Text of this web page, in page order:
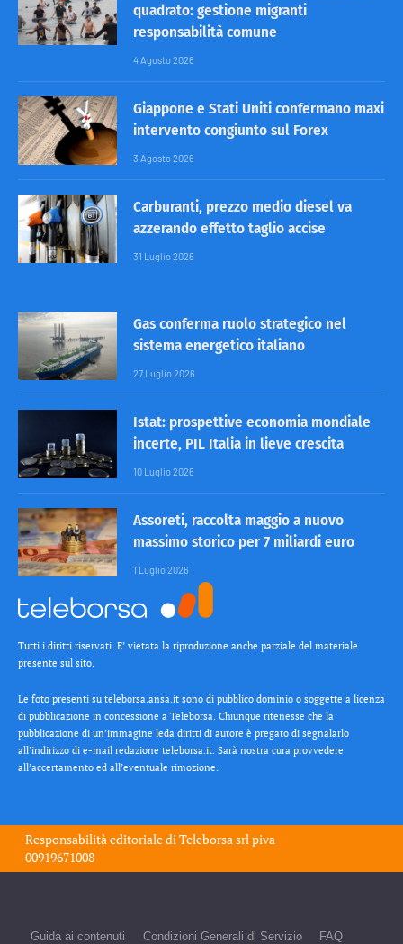
quadrato: gestione migranti
responsabilità comune
4 Agosto 2026
Giappone e Stati Uniti confermano maxi
intervento congiunto sul Forex
3 Agosto 2026
Carburanti, prezzo medio diesel va
azzerando effetto taglio accise
31 Luglio 2026
Gas conferma ruolo strategico nel
sistema energetico italiano
27 Luglio 2026
Istat: prospettive economia mondiale
incerte, PIL Italia in lieve crescita
10 Luglio 2026
Assoreti, raccolta maggio a nuovo
massimo storico per 7 miliardi euro
1 Luglio 2026
Tutti i diritti riservati. E’ vietata la riproduzione anche parziale del materiale
presente sul sito.
Le foto presenti su teleborsa.ansa.it sono di pubblico dominio o soggette a licenza
di pubblicazione in concessione a Teleborsa. Chiunque ritenesse che la
pubblicazione di un’immagine leda diritti di autore è pregato di segnalarlo
all’indirizzo di e-mail redazione teleborsa.it. Sarà nostra cura provvedere
all’accertamento ed all’eventuale rimozione.
Responsabilità editoriale diTeleborsa srlpiva
00919671008
Guida ai contenuti Condizioni Generali di Servizio FAQ